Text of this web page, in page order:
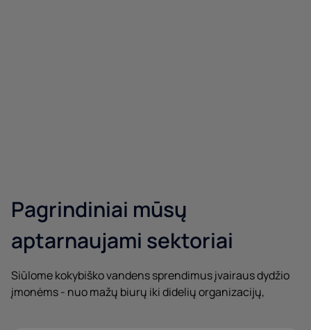
Pagrindiniai mūsų
aptarnaujami sektoriai
Siūlome kokybiško vandens sprendimus įvairaus dydžio
įmonėms - nuo mažų biurų iki didelių organizacijų,